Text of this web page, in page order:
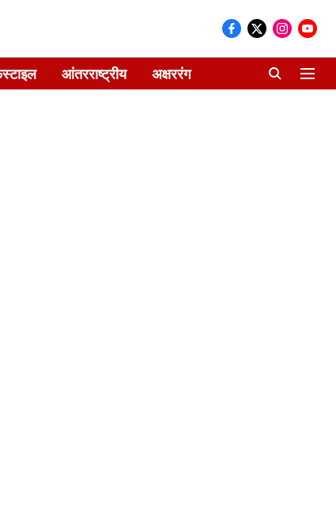
आंतरराष्ट्रीय अक्षररंग